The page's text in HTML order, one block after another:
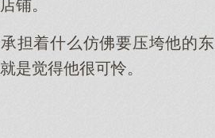
铺。
担着什么仿佛要压垮他的东
是觉得他很可怜。